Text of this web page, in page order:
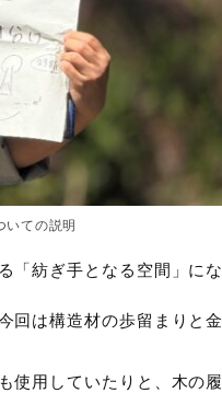
ての説明
「紡ぎ手となる空間」にな
回は構造材の歩留まりと金
使用していたりと、木の履